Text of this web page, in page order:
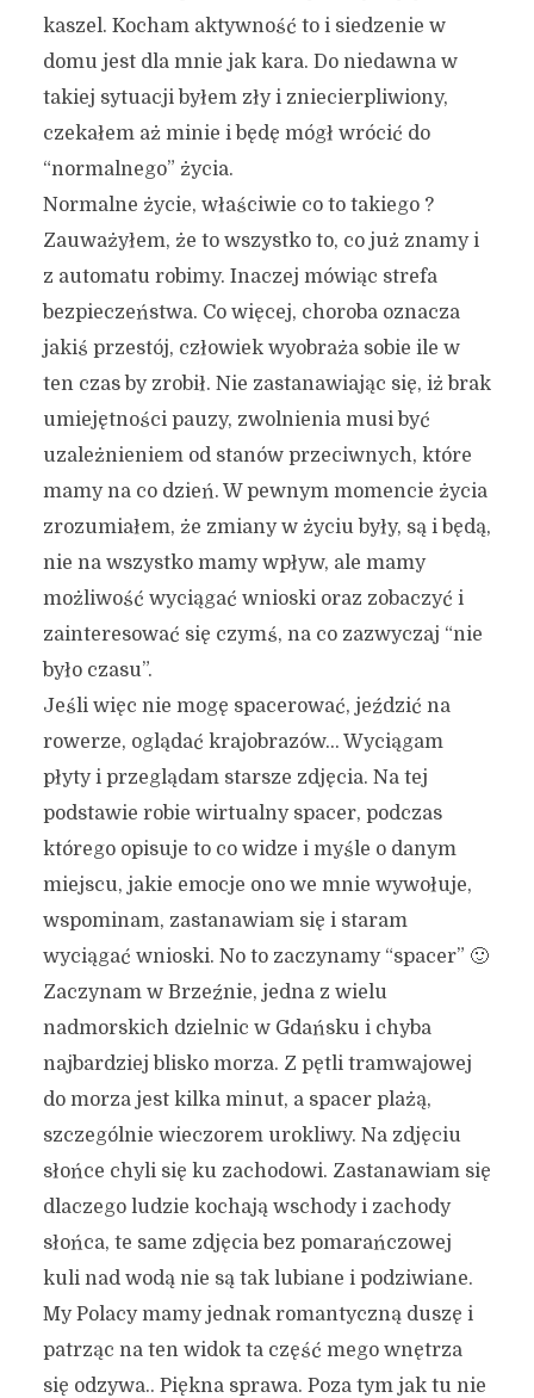
kaszel. Kocham aktywność to i siedzenie w
domu jest dla mnie jak kara. Do niedawna w
takiej sytuacji byłem zły i zniecierpliwiony,
czekałem aż minie i będę mógł wrócić do
“normalnego” życia.
Normalne życie, właściwie co to takiego ?
Zauważyłem, że to wszystko to, co już znamy i
z automatu robimy. Inaczej mówiąc strefa
bezpieczeństwa. Co więcej, choroba oznacza
jakiś przestój, człowiek wyobraża sobie ile w
ten czas by zrobił. Nie zastanawiając się, iż brak
umiejętności pauzy, zwolnienia musi być
uzależnieniem od stanów przeciwnych, które
mamy na co dzień. W pewnym momencie życia
zrozumiałem, że zmiany w życiu były, są i będą,
nie na wszystko mamy wpływ, ale mamy
możliwość wyciągać wnioski oraz zobaczyć i
zainteresować się czymś, na co zazwyczaj “nie
było czasu”.
Jeśli więc nie mogę spacerować, jeździć na
rowerze, oglądać krajobrazów… Wyciągam
płyty i przeglądam starsze zdjęcia. Na tej
podstawie robie wirtualny spacer, podczas
którego opisuje to co widze i myśle o danym
miejscu, jakie emocje ono we mnie wywołuje,
wspominam, zastanawiam się i staram
wyciągać wnioski. No to zaczynamy “spacer” 🙂
Zaczynam w Brzeźnie, jedna z wielu
nadmorskich dzielnic w Gdańsku i chyba
najbardziej blisko morza. Z pętli tramwajowej
do morza jest kilka minut, a spacer plażą,
szczególnie wieczorem urokliwy. Na zdjęciu
słońce chyli się ku zachodowi. Zastanawiam się
dlaczego ludzie kochają wschody i zachody
słońca, te same zdjęcia bez pomarańczowej
kuli nad wodą nie są tak lubiane i podziwiane.
My Polacy mamy jednak romantyczną duszę i
patrząc na ten widok ta część mego wnętrza
się odzywa.. Piękna sprawa. Poza tym jak tu nie